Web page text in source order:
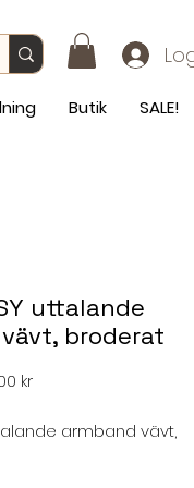
Butik SALE!
uttalande
broderat
krReapris
armband vävt,